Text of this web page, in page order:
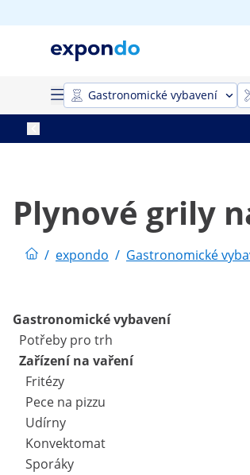
Gastronomické vybavení
Plynové grily
/ expondo / Gastronomické
Gastronomické vybavení
Potřeby pro trh
Zařízení na vaření
Fritézy
Pece na pizzu
Udírny
Konvektomat
Sporáky